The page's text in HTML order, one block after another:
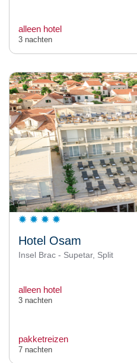
alleen hotel
3 nachten
Hotel Osam
Insel Brac - Supetar, Split
alleen hotel
3 nachten
pakketreizen
7 nachten